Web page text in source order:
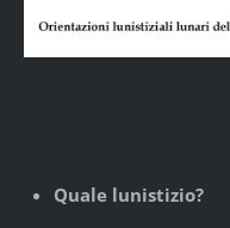
Quale lunistizio?